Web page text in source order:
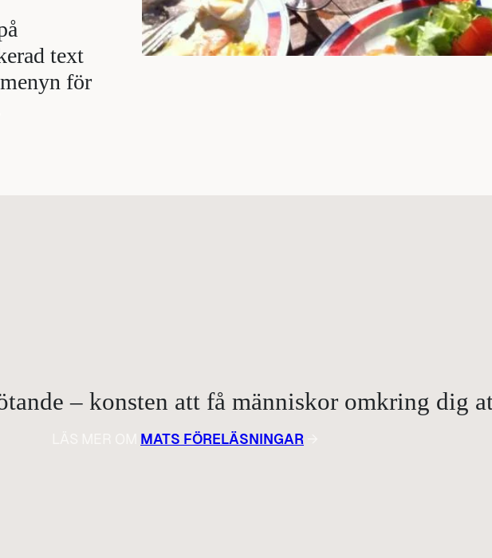
text
för
– konsten att få människor omkring dig
MATS FÖRELÄSNINGAR